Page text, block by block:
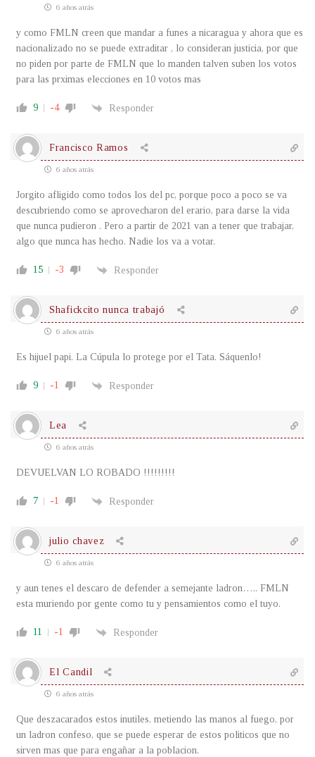
6 años atrás
y como FMLN creen que mandar a funes a nicaragua y ahora que es
nacionalizado no se puede extraditar , lo consideran justicia, por que
no piden por parte de FMLN que lo manden talven suben los votos
para las prximas elecciones en 10 votos mas
9 -4 Responder
Francisco Ramos
6 años atrás
Jorgito afligido como todos los del pc, porque poco a poco se va
descubriendo como se aprovecharon del erario, para darse la vida
que nunca pudieron . Pero a partir de 2021 van a tener que trabajar,
algo que nunca has hecho. Nadie los va a votar.
15 -3 Responder
Shafickcito nunca trabajó
6 años atrás
Es hijuel papi. La Cúpula lo protege por el Tata. Sáquenlo!
9 -1 Responder
Lea
6 años atrás
DEVUELVAN LO ROBADO !!!!!!!!!
7 -1 Responder
julio chavez
6 años atrás
y aun tenes el descaro de defender a semejante ladron….. FMLN
esta muriendo por gente como tu y pensamientos como el tuyo.
11 -1 Responder
El Candil
6 años atrás
Que deszacarados estos inutiles, metiendo las manos al fuego, por
un ladron confeso, que se puede esperar de estos politicos que no
sirven mas que para engañar a la poblacion.